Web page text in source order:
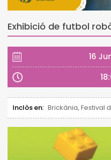
Exhibició de futbol
16
Inclòs en: Brickània, Festival